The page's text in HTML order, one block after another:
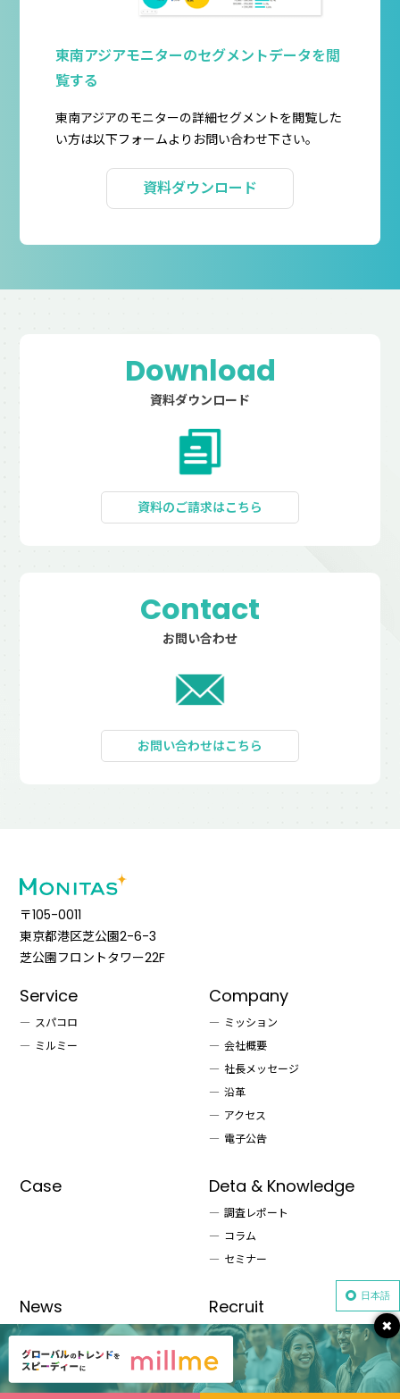
東南アジアモニターのセグメントデータを閲
覧する
東南アジアのモニターの詳細セグメントを閲覧した
い方は以下フォームよりお問い合わせ下さい。
資料ダウンロード
Download
資料ダウンロード
資料のご請求はこちら
Contact
お問い合わせ
お問い合わせはこちら
〒105-0011
東京都港区芝公園2-6-3
芝公園フロントタワー22F
Service
スパコロ
ミルミー
Company
ミッション
会社概要
社長メッセージ
沿革
アクセス
電子公告
Case Deta & Knowledge
調査レポート
コラム
セミナー
News
Recruit
Privacy Policy
×
日本語